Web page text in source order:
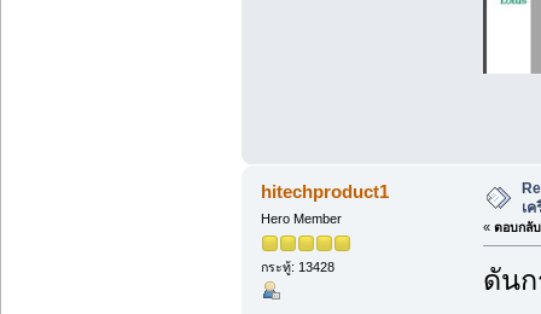
hitechproduct1
Hero Member
กระทู้: 13428
เ
« ตอบกลั
ดัน